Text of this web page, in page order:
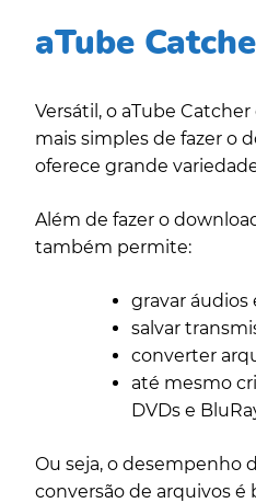
aTube
Versátil, o aTube
mais simples de fazer o
oferece grande
Além de fazer o
também permite:
gravar áudios
salvar
converter
até mesmo
DVDs e
Ou seja, o desempenho
conversão de arquivos é